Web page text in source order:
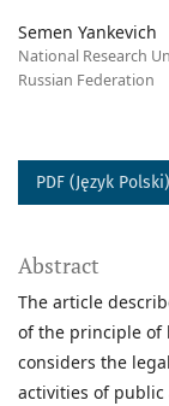
Semen Yankevich
National Research
Russian Federation
PDF (Język Polski)
Abstract
The article
of the principle of
considers the
activities of